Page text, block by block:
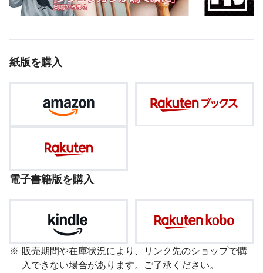
紙版を購入
電子書籍版を購入
販売期間や在庫状況により、リンク先のショップで購
入できない場合があります。ご了承ください。